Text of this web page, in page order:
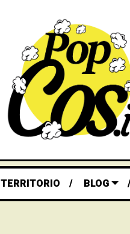
TERRITORIO BLOG